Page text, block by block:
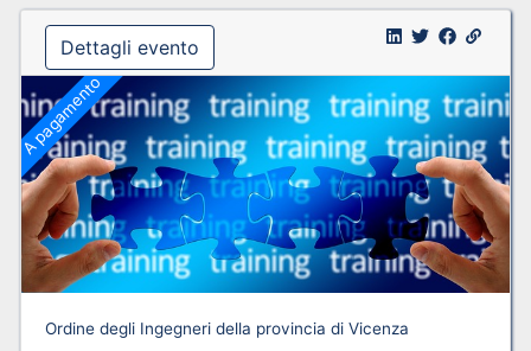
Dettagli evento
A pagamento
Ordine degli Ingegneri della provincia di Vicenza